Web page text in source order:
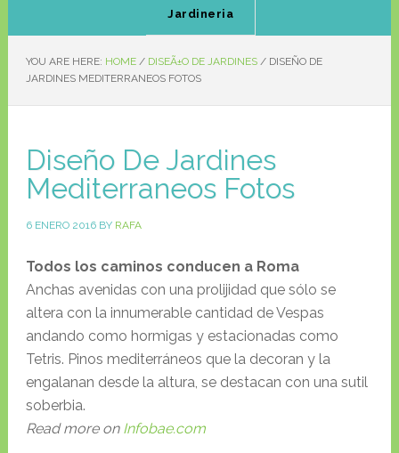
Jardineria
YOU ARE HERE: HOME / DISEÃ±O DE JARDINES /DISEÑO DE
JARDINES MEDITERRANEOS FOTOS
Diseño De Jardines
Mediterraneos Fotos
6 ENERO 2016BY RAFA
Todos los caminos conducen a Roma
Anchas avenidas con una prolijidad que sólo se
altera con la innumerable cantidad de Vespas
andando como hormigas y estacionadas como
Tetris. Pinos mediterráneos que la decoran y la
engalanan desde la altura, se destacan con una sutil
soberbia.
Read more on Infobae.com